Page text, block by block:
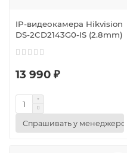
IP-видеокамера Hikvision
DS-2CD2143G0-IS (2.8mm)
13 990 ₽
Спрашивать у менеджеров